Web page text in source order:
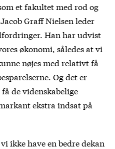
et fakultet med rod og
Graff Nielsen leder
Han har udvist
økonomi, således at vi
nøjes med relativt få
Og det er
de videnskabelige
ekstra indsat på
ikke have en bedre dekan